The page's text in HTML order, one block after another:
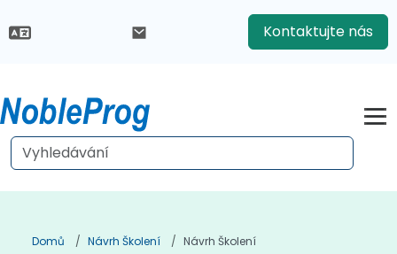
Kontaktujte nás
Domů Návrh Školení Návrh Školení